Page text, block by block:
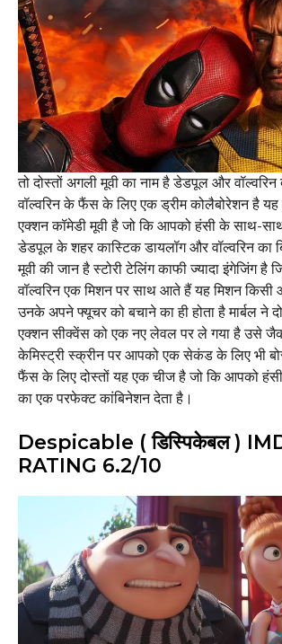
तो दोस्तों अगली मूवी का नाम है डेडपूल और
वॉल्वरिन के फैंस के लिए एक ड्रीम कोलैबोरेशन है यह
एक्शन कॉमेडी मूवी है जो कि आपको हंसी के साथ-
डेडपूल के शहर कास्टिक डायलॉग और वॉल्वरिन का
मूवी की जान है स्टोरी टेलिंग काफी ज्यादा इंगेजिंग
वॉल्वरिन एक मिशन पर साथ आते हैं यह मिशन किसी
उनके अपने फ्यूचर को बचाने का ही होता है मार्बल ने
एक्शन सीक्वेंस को एक नए लेवल पर ले गया है उसे
केमिस्ट्री स्क्रीन पर आपको एक सेकंड के लिए भी बोर
फैंस के लिए दोस्तों यह एक चीज है जो कि आपको
का एक परफेक्ट कांबिनेशन देता है।
Despicable ( डिस्पिकेबल )
RATING 6.2/10